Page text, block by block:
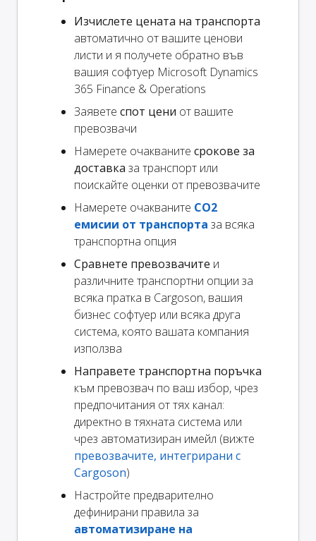
Изчислете цената на транспорта
автоматично от вашите ценови
листи и я получете обратно във
вашия софтуер Microsoft Dynamics
365 Finance & Operations
Заявете спот цени от вашите
превозвачи
Намерете очакваните срокове за
доставка за транспорт или
поискайте оценки от превозвачите
Намерете очакваните CO2
емисии от транспорта за всяка
транспортна опция
Сравнете превозвачите и
различните транспортни опции за
всяка пратка в Cargoson, вашия
бизнес софтуер или всяка друга
система, която вашата компания
използва
Направете транспортна поръчка
към превозвач по ваш избор, чрез
предпочитания от тях канал:
директно в тяхната система или
чрез автоматизиран имейл (вижте
превозвачите, интегрирани с
Cargoson)
Настройте предварително
дефинирани правила за
автоматизиране на